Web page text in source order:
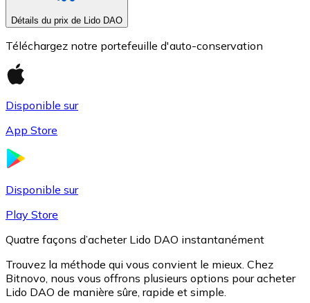
Détails du prix de Lido DAO
Téléchargez notre portefeuille d'auto-conservation
Disponible sur
App Store
Disponible sur
Play Store
Quatre façons d’acheter Lido DAO instantanément
Trouvez la méthode qui vous convient le mieux. Chez
Bitnovo, nous vous offrons plusieurs options pour acheter
Lido DAO de manière sûre, rapide et simple.